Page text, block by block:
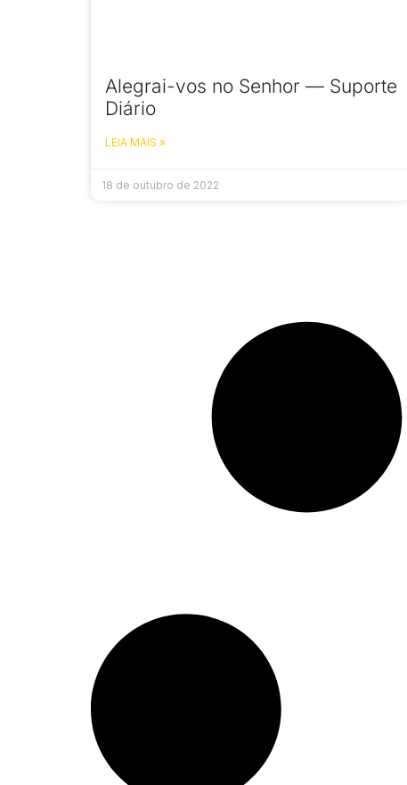
Alegrai-vos no Senhor — Suporte
Diário
LEIA MAIS »
18 de outubro de 2022